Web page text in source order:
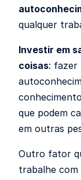
qualquer
Investir em
coisas: fazer
que podem
em outras
Outro fator
trabalhe com